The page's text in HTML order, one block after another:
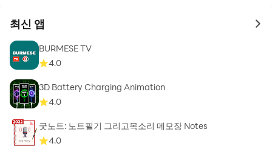
최신 앱 to
BURMESE TV
4.0
3D Battery Charging Animation
4.0
굿노트: 노트필기 그리고목소리 메모장 Notes
4.0